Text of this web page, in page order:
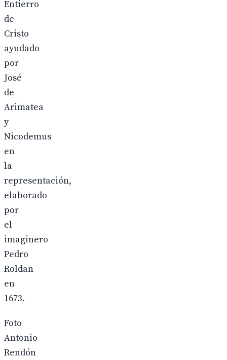
Entierro
de
Cristo
ayudado
por
José
de
Arimatea
y
Nicodemus
en
la
representación,
elaborado
por
el
imaginero
Pedro
Roldan
en
1673.
Foto
Antonio
Rendón